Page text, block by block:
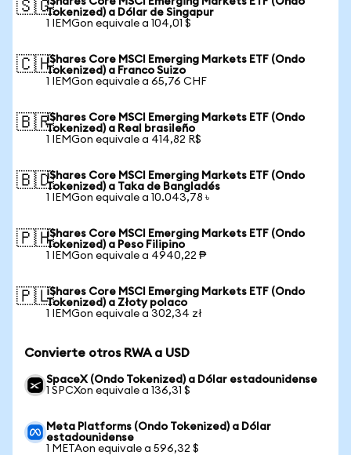
🇸🇬Tokenized) a Dólar de Singapur
1 IEMGon equivale a 104,01 $
🇨🇭iShares Core MSCI Emerging Markets ETF (Ondo
Tokenized) a Franco Suizo
1 IEMGon equivale a 65,76 CHF
🇧🇷iShares Core MSCI Emerging Markets ETF (Ondo
Tokenized) a Real brasileño
1 IEMGon equivale a 414,82 R$
🇧🇩iShares Core MSCI Emerging Markets ETF (Ondo
Tokenized) a Taka de Bangladés
1 IEMGon equivale a 10.043,78 ৳
🇵🇭iShares Core MSCI Emerging Markets ETF (Ondo
Tokenized) a Peso Filipino
1 IEMGon equivale a 4940,22 ₱
🇵🇱iShares Core MSCI Emerging Markets ETF (Ondo
Tokenized) a Złoty polaco
1 IEMGon equivale a 302,34 zł
Convierte otros RWA a USD
SpaceX (Ondo Tokenized) a Dólar estadounidense
1 SPCXon equivale a 136,31 $
Meta Platforms (Ondo Tokenized) a Dólar
estadounidense
1 METAon equivale a 596,32 $